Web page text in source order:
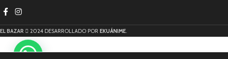
EL BAZAR 2024 DESARROLLADO POR EKUÁNIME.